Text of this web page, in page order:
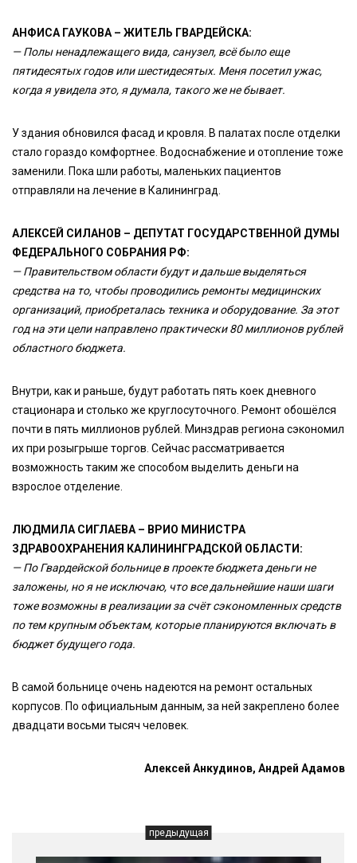
АНФИСА ГАУКОВА – ЖИТЕЛЬ ГВАРДЕЙСКА:
— Полы ненадлежащего вида, санузел, всё было еще
пятидесятых годов или шестидесятых. Меня посетил ужас,
когда я увидела это, я думала, такого же не бывает.
У здания обновился фасад и кровля. В палатах после отделки
стало гораздо комфортнее. Водоснабжение и отопление тоже
заменили. Пока шли работы, маленьких пациентов
отправляли на лечение в Калининград.
АЛЕКСЕЙ СИЛАНОВ – ДЕПУТАТ ГОСУДАРСТВЕННОЙ ДУМЫ
ФЕДЕРАЛЬНОГО СОБРАНИЯ РФ:
— Правительством области будут и дальше выделяться
средства на то, чтобы проводились ремонты медицинских
организаций, приобреталась техника и оборудование. За этот
год на эти цели направлено практически 80 миллионов рублей
областного бюджета.
Внутри, как и раньше, будут работать пять коек дневного
стационара и столько же круглосуточного. Ремонт обошёлся
почти в пять миллионов рублей. Минздрав региона сэкономил
их при розыгрыше торгов. Сейчас рассматривается
возможность таким же способом выделить деньги на
взрослое отделение.
ЛЮДМИЛА СИГЛАЕВА – ВРИО МИНИСТРА
ЗДРАВООХРАНЕНИЯ КАЛИНИНГРАДСКОЙ ОБЛАСТИ:
— По Гвардейской больнице в проекте бюджета деньги не
заложены, но я не исключаю, что все дальнейшие наши шаги
тоже возможны в реализации за счёт сэкономленных средств
по тем крупным объектам, которые планируются включать в
бюджет будущего года.
В самой больнице очень надеются на ремонт остальных
корпусов. По официальным данным, за ней закреплено более
двадцати восьми тысяч человек.
Алексей Анкудинов, Андрей Адамов
предыдущая